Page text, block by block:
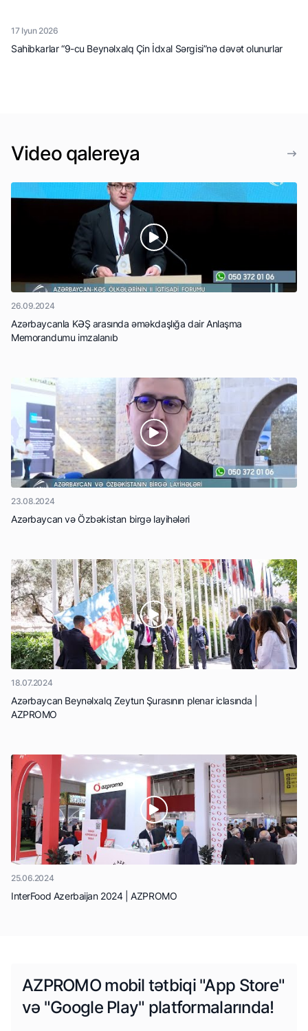
17 Iyun 2026
Sahibkarlar “9-cu Beynəlxalq Çin İdxal Sərgisi”nə dəvət olunurlar
Video qalereya
26.09.2024
Azərbaycanla KƏŞ arasında əməkdaşlığa dair Anlaşma
Memorandumu imzalanıb
23.08.2024
Azərbaycan və Özbəkistan birgə layihələri
18.07.2024
Azərbaycan Beynəlxalq Zeytun Şurasının plenar iclasında |
AZPROMO
25.06.2024
InterFood Azerbaijan 2024 | AZPROMO
AZPROMO mobil tətbiqi "App Store"
və "Google Play" platformalarında!